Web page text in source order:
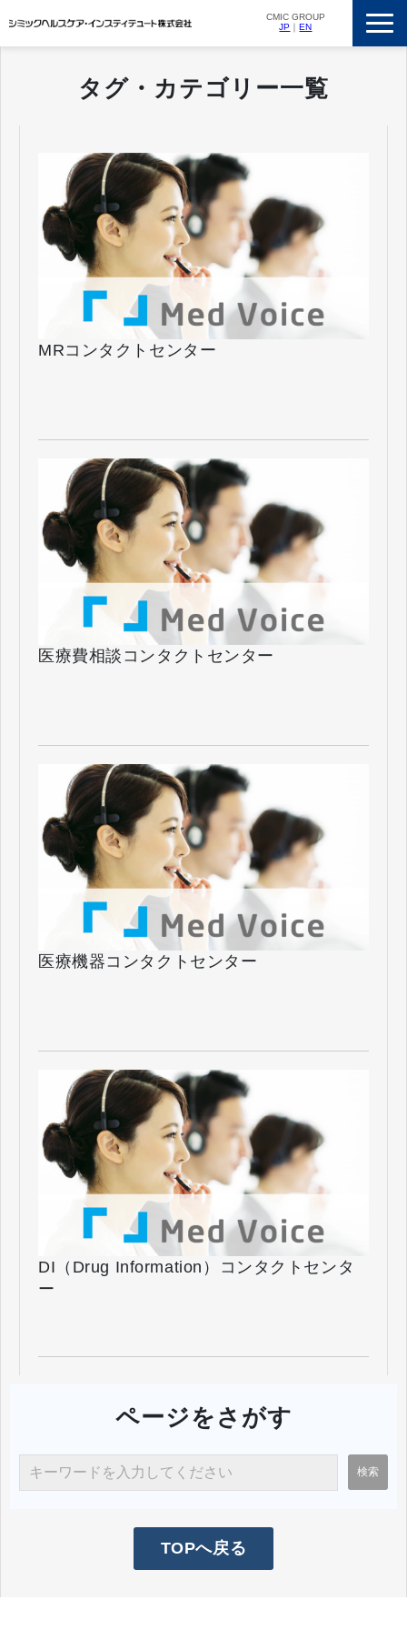
CMIC GROUP
JP ｜EN
私たちの強み
ニュースリリース
会社概要
採用情報
タグ・カテゴリー一覧
MRコンタクトセンター
医療費相談コンタクトセンター
医療機器コンタクトセンター
DI（Drug Information）コンタクトセンタ
ー
ページをさがす
TOPへ戻る